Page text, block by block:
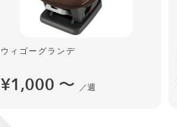
ウィゴーグランデ
¥1,000 〜 ／週